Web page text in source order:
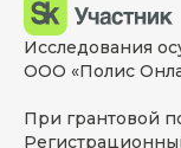
Исследования
ООО «Полис
При грантовой